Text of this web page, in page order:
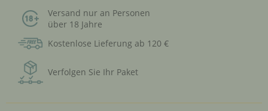
Versand nur an Personen
über 18 Jahre
Kostenlose Lieferung ab 120 €
Verfolgen Sie Ihr Paket